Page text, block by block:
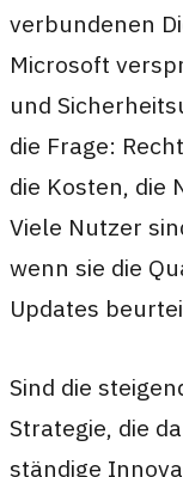
verbundenen
Microsoft
und
die Frage:
die Kosten, die
Viele Nutzer
wenn sie die
Updates
Sind die
Strategie, die
ständige